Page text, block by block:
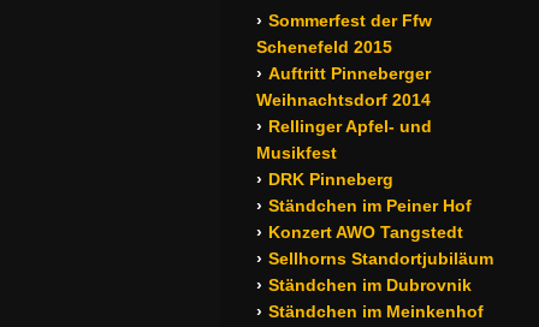
Sommerfest der Ffw
Schenefeld 2015
Auftritt Pinneberger
Weihnachtsdorf 2014
Rellinger Apfel- und
Musikfest
DRK Pinneberg
Ständchen im Peiner Hof
Konzert AWO Tangstedt
Sellhorns Standortjubiläum
Ständchen im Dubrovnik
Ständchen im Meinkenhof